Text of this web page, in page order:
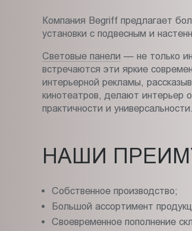
Компания Begriff предлагает
установки с подвесным и
Световые панели — не только
встречаются эти яркие
интерьерной рекламы,
кинотеатров, делают интерьер
практичности и универсальности.
НАШИ
Собственное производство;
Большой ассортимент
Своевременное пополнение